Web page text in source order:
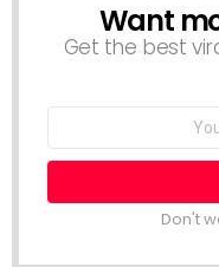
NEWSLETTER
Want
Get the best
Email
Don't